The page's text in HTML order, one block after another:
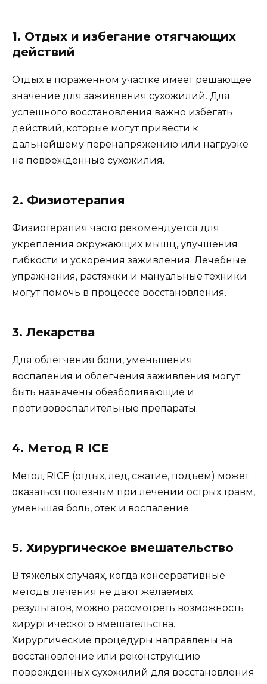
1. Отдых и избегание отягчающих
действий
Отдых в пораженном участке имеет решающее
значение для заживления сухожилий. Для
успешного восстановления важно избегать
действий, которые могут привести к
дальнейшему перенапряжению или нагрузке
на поврежденные сухожилия.
2. Физиотерапия
Физиотерапия часто рекомендуется для
укрепления окружающих мышц, улучшения
гибкости и ускорения заживления. Лечебные
упражнения, растяжки и мануальные техники
могут помочь в процессе восстановления.
3. Лекарства
Для облегчения боли, уменьшения
воспаления и облегчения заживления могут
быть назначены обезболивающие и
противовоспалительные препараты.
4. Метод R ICE
Метод RICE (отдых, лед, сжатие, подъем) может
оказаться полезным при лечении острых травм,
уменьшая боль, отек и воспаление.
5. Хирургическое вмешательство
В тяжелых случаях, когда консервативные
методы лечения не дают желаемых
результатов, можно рассмотреть возможность
хирургического вмешательства.
Хирургические процедуры направлены на
восстановление или реконструкцию
поврежденных сухожилий для восстановления